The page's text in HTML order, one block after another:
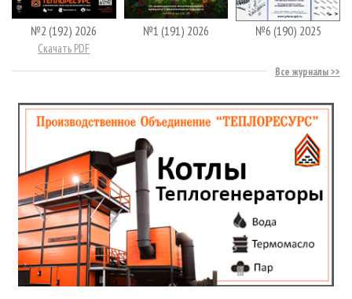
№2 (192) 2026
Скачать PDF
№1 (191) 2026 №6 (190) 2025
Все журналы